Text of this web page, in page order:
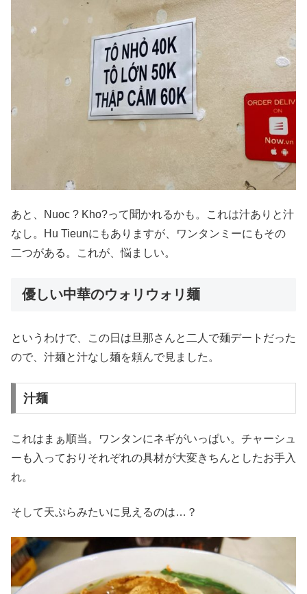
あと、Nuoc ? Kho?って聞かれるかも。これは汁ありと汁
なし。Hu Tieunにもありますが、ワンタンミーにもその
二つがある。これが、悩ましい。
優しい中華のウォリウォリ麺
というわけで、この日は旦那さんと二人で麺デートだった
ので、汁麺と汁なし麺を頼んで見ました。
汁麺
これはまぁ順当。ワンタンにネギがいっぱい。チャーシュ
ーも入っておりそれぞれの具材が大変きちんとしたお手入
れ。
そして天ぷらみたいに見えるのは…？